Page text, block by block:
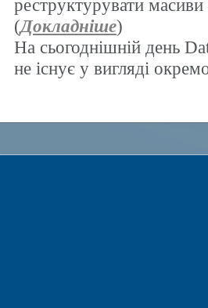
реструктурувати масиви
(Докладніше)
На сьогоднішній день
не існує у вигляді